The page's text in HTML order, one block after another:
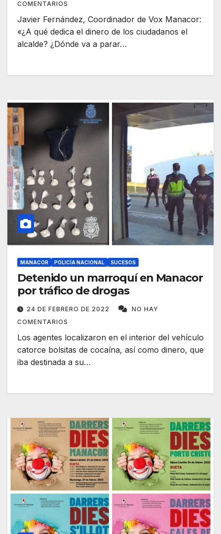
COMENTARIOS
Javier Fernández, Coordinador de Vox Manacor:
«¿A qué dedica el dinero de los ciudadanos el
alcalde? ¿Dónde va a parar…
MANACOR POLICÍA NACIONAL SUCESOS
Detenido un marroquí en Manacor
por tráfico de drogas
24 DE FEBRERO DE 2022
NO HAY
COMENTARIOS
Los agentes localizaron en el interior del vehículo
catorce bolsitas de cocaína, así como dinero, que
iba destinada a su…